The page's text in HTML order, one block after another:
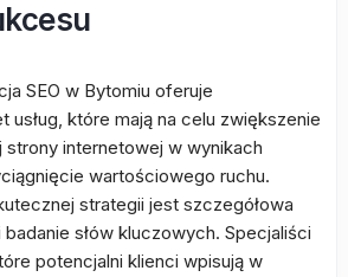
SEO w Bytomiu oferuje
usług, które mają na celu zwiększenie
internetowej w wynikach
wartościowego ruchu.
strategii jest szczegółowa
badanie słów kluczowych. Specjaliści
potencjalni klienci wpisują w